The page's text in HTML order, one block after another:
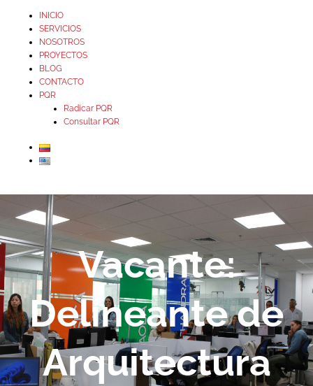
INICIO
SERVICIOS
NOSOTROS
PROYECTOS
BLOG
CONTACTO
PQR
Radicar PQR
Consultar PQR
Vacante:
Delineante de
Arquitectura